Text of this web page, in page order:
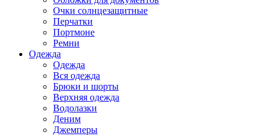
Очки солнцезащитные
Перчатки
Портмоне
Ремни
Одежда
Одежда
Вся одежда
Брюки и шорты
Верхняя одежда
Водолазки
Деним
Джемперы